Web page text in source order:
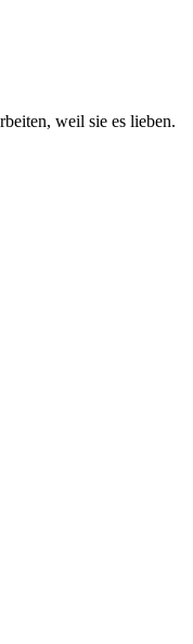
weil sie es lieben.